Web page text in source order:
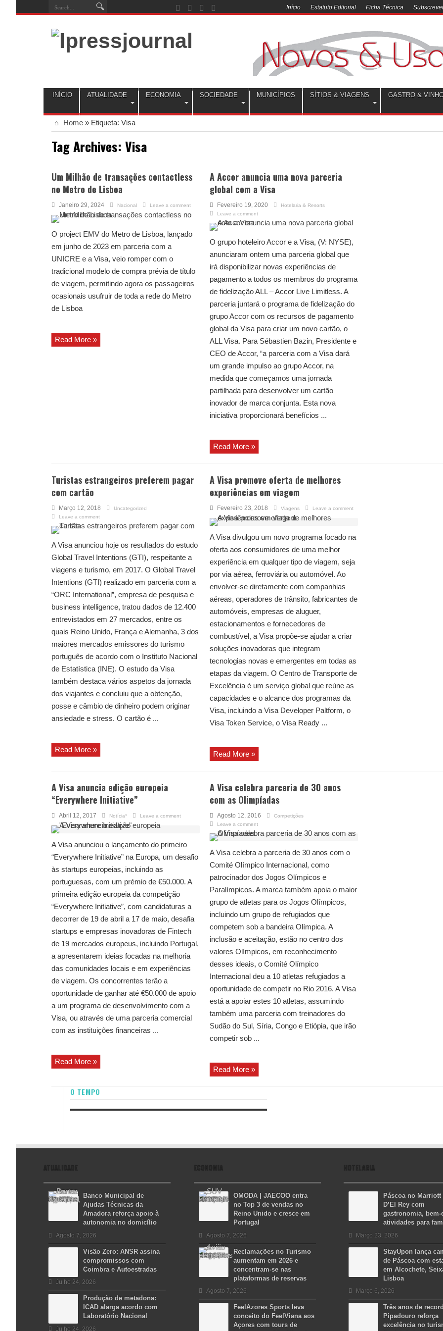
Início Estatuto Editorial Ficha Técnica
INÍCIO ATUALIDADE ECONOMIA SOCIEDADE MUNICÍPIOS SÍTIOS & VIAGENS GASTRO &
Home » Etiqueta: Visa
Tag Archives: Visa
Um Milhão de transações contactless
no Metro de Lisboa
Janeiro 29, 2024 Nacional Leave a comment
O project EMV do Metro de Lisboa, lançado
em junho de 2023 em parceria com a
UNICRE e a Visa, veio romper com o
tradicional modelo de compra prévia de título
de viagem, permitindo agora os passageiros
ocasionais usufruir de toda a rede do Metro
de Lisboa
Read More »
A Accor anuncia uma nova parceria
global com a Visa
Fevereiro 19, 2020
Hotelaria & Resorts
Leave a comment
O grupo hoteleiro Accor e a Visa, (V: NYSE),
anunciaram ontem uma parceria global que
irá disponibilizar novas experiências de
pagamento a todos os membros do programa
de fidelização ALL – Accor Live Limitless. A
parceria juntará o programa de fidelização do
grupo Accor com os recursos de pagamento
global da Visa para criar um novo cartão, o
ALL Visa. Para Sébastien Bazin, Presidente e
CEO de Accor, “a parceria com a Visa dará
um grande impulso ao grupo Accor, na
medida que começamos uma jornada
partilhada para desenvolver um cartão
inovador de marca conjunta. Esta nova
iniciativa proporcionará benefícios ...
Read More »
Turistas estrangeiros preferem pagar
com cartão
Março 12, 2018
Uncategorized
Leave a comment
A Visa anunciou hoje os resultados do estudo
Global Travel Intentions (GTI), respeitante a
viagens e turismo, em 2017. O Global Travel
Intentions (GTI) realizado em parceria com a
“ORC International”, empresa de pesquisa e
business intelligence, tratou dados de 12.400
entrevistados em 27 mercados, entre os
quais Reino Unido, França e Alemanha, 3 dos
maiores mercados emissores do turismo
português de acordo com o Instituto Nacional
de Estatística (INE). O estudo da Visa
também destaca vários aspetos da jornada
dos viajantes e concluiu que a obtenção,
posse e câmbio de dinheiro podem originar
ansiedade e stress. O cartão é ...
Read More »
A Visa promove oferta de melhores
experiências em viagem
Fevereiro 23, 2018 Viagens Leave a comment
A Visa divulgou um novo programa focado na
oferta aos consumidores de uma melhor
experiência em qualquer tipo de viagem, seja
por via aérea, ferroviária ou automóvel. Ao
envolver-se diretamente com companhias
aéreas, operadores de trânsito, fabricantes de
automóveis, empresas de aluguer,
estacionamentos e fornecedores de
combustível, a Visa propõe-se ajudar a criar
soluções inovadoras que integram
tecnologias novas e emergentes em todas as
etapas da viagem. O Centro de Transporte de
Excelência é um serviço global que reúne as
capacidades e o alcance dos programas da
Visa, incluindo a Visa Developer Paltform, o
Visa Token Service, o Visa Ready ...
Read More »
A Visa anuncia edição europeia
“Everywhere Initiative”
Abril 12, 2017 Notícia* Leave a comment
A Visa anunciou o lançamento do primeiro
“Everywhere Initiative” na Europa, um desafio
às startups europeias, incluindo as
portuguesas, com um prémio de €50.000. A
primeira edição europeia da competição
“Everywhere Initiative”, com candidaturas a
decorrer de 19 de abril a 17 de maio, desafia
startups e empresas inovadoras de Fintech
de 19 mercados europeus, incluindo Portugal,
a apresentarem ideias focadas na melhoria
das comunidades locais e em experiências
de viagem. Os concorrentes terão a
oportunidade de ganhar até €50.000 de apoio
a um programa de desenvolvimento com a
Visa, ou através de uma parceria comercial
com as instituições financeiras ...
Read More »
A Visa celebra parceria de 30 anos
com as Olimpíadas
Agosto 12, 2016
Competições
Leave a comment
A Visa celebra a parceria de 30 anos com o
Comité Olímpico Internacional, como
patrocinador dos Jogos Olímpicos e
Paralímpicos. A marca também apoia o maior
grupo de atletas para os Jogos Olímpicos,
incluindo um grupo de refugiados que
competem sob a bandeira Olímpica. A
inclusão e aceitação, estão no centro dos
valores Olímpicos, em reconhecimento
desses ideais, o Comité Olímpico
Internacional deu a 10 atletas refugiados a
oportunidade de competir no Rio 2016. A Visa
está a apoiar estes 10 atletas, assumindo
também uma parceria com treinadores do
Sudão do Sul, Síria, Congo e Etiópia, que irão
competir sob ...
Read More »
O TEMPO
ATUALIDADE
Banco Municipal de
Ajudas Técnicas da
Amadora reforça apoio à
autonomia no domicílio
Agosto 7, 2026
Visão Zero: ANSR assina
compromissos com
Coimbra e Autoestradas
Julho 24, 2026
Produção de metadona:
ICAD alarga acordo com
Laboratório Nacional
Julho 24, 2026
ECONOMIA
OMODA | JAECOO entra
no Top 3 de vendas no
Reino Unido e cresce em
Portugal
Agosto 7, 2026
Reclamações no Turismo
aumentam em 2026 e
concentram-se nas
plataformas de reservas
Agosto 7, 2026
FeelAzores Sports leva
conceito do FeelViana aos
Açores com tours de
HOTELARIA
Páscoa no Marriott
D’El Rey com
gastronomia, bem-
atividades para
Março 23, 2026
StayUpon lança
de Páscoa com
em Alcochete,
Lisboa
Março 6, 2026
Três anos de
Pipadouro reforça
excelência no